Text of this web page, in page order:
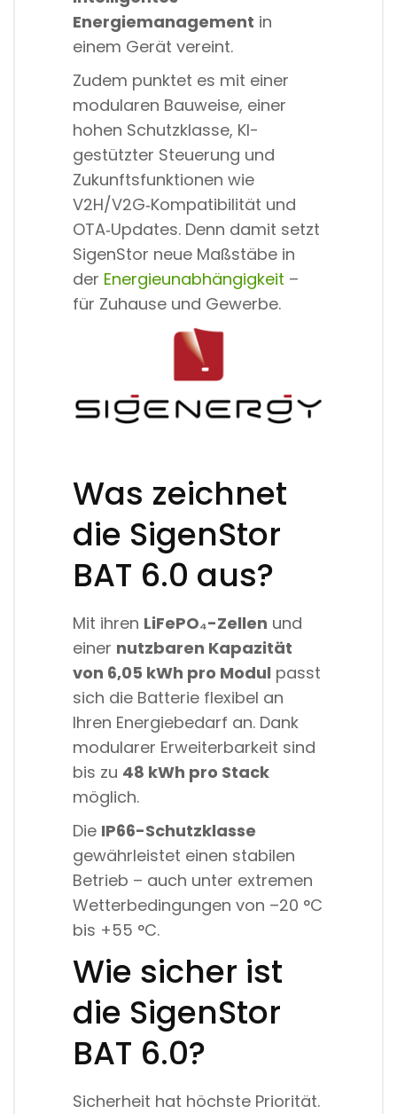
Energiemanagement in
einem Gerät vereint.
Zudem punktet es mit einer
modularen Bauweise, einer
hohen Schutzklasse, KI-
gestützter Steuerung und
Zukunftsfunktionen wie
V2H/V2G‑Kompatibilität und
OTA‑Updates. Denn damit setzt
SigenStor neue Maßstäbe in
der Energieunabhängigkeit –
für Zuhause und Gewerbe.
Was zeichnet
die SigenStor
BAT 6.0 aus?
Mit ihren LiFePO₄-Zellen und
einer nutzbaren Kapazität
von 6,05 kWh pro Modul passt
sich die Batterie flexibel an
Ihren Energiebedarf an. Dank
modularer Erweiterbarkeit sind
bis zu 48 kWh pro Stack
möglich.
Die IP66-Schutzklasse
gewährleistet einen stabilen
Betrieb – auch unter extremen
Wetterbedingungen von –20 °C
bis +55 °C.
Wie sicher ist
die SigenStor
BAT 6.0?
Sicherheit hat höchste Priorität.